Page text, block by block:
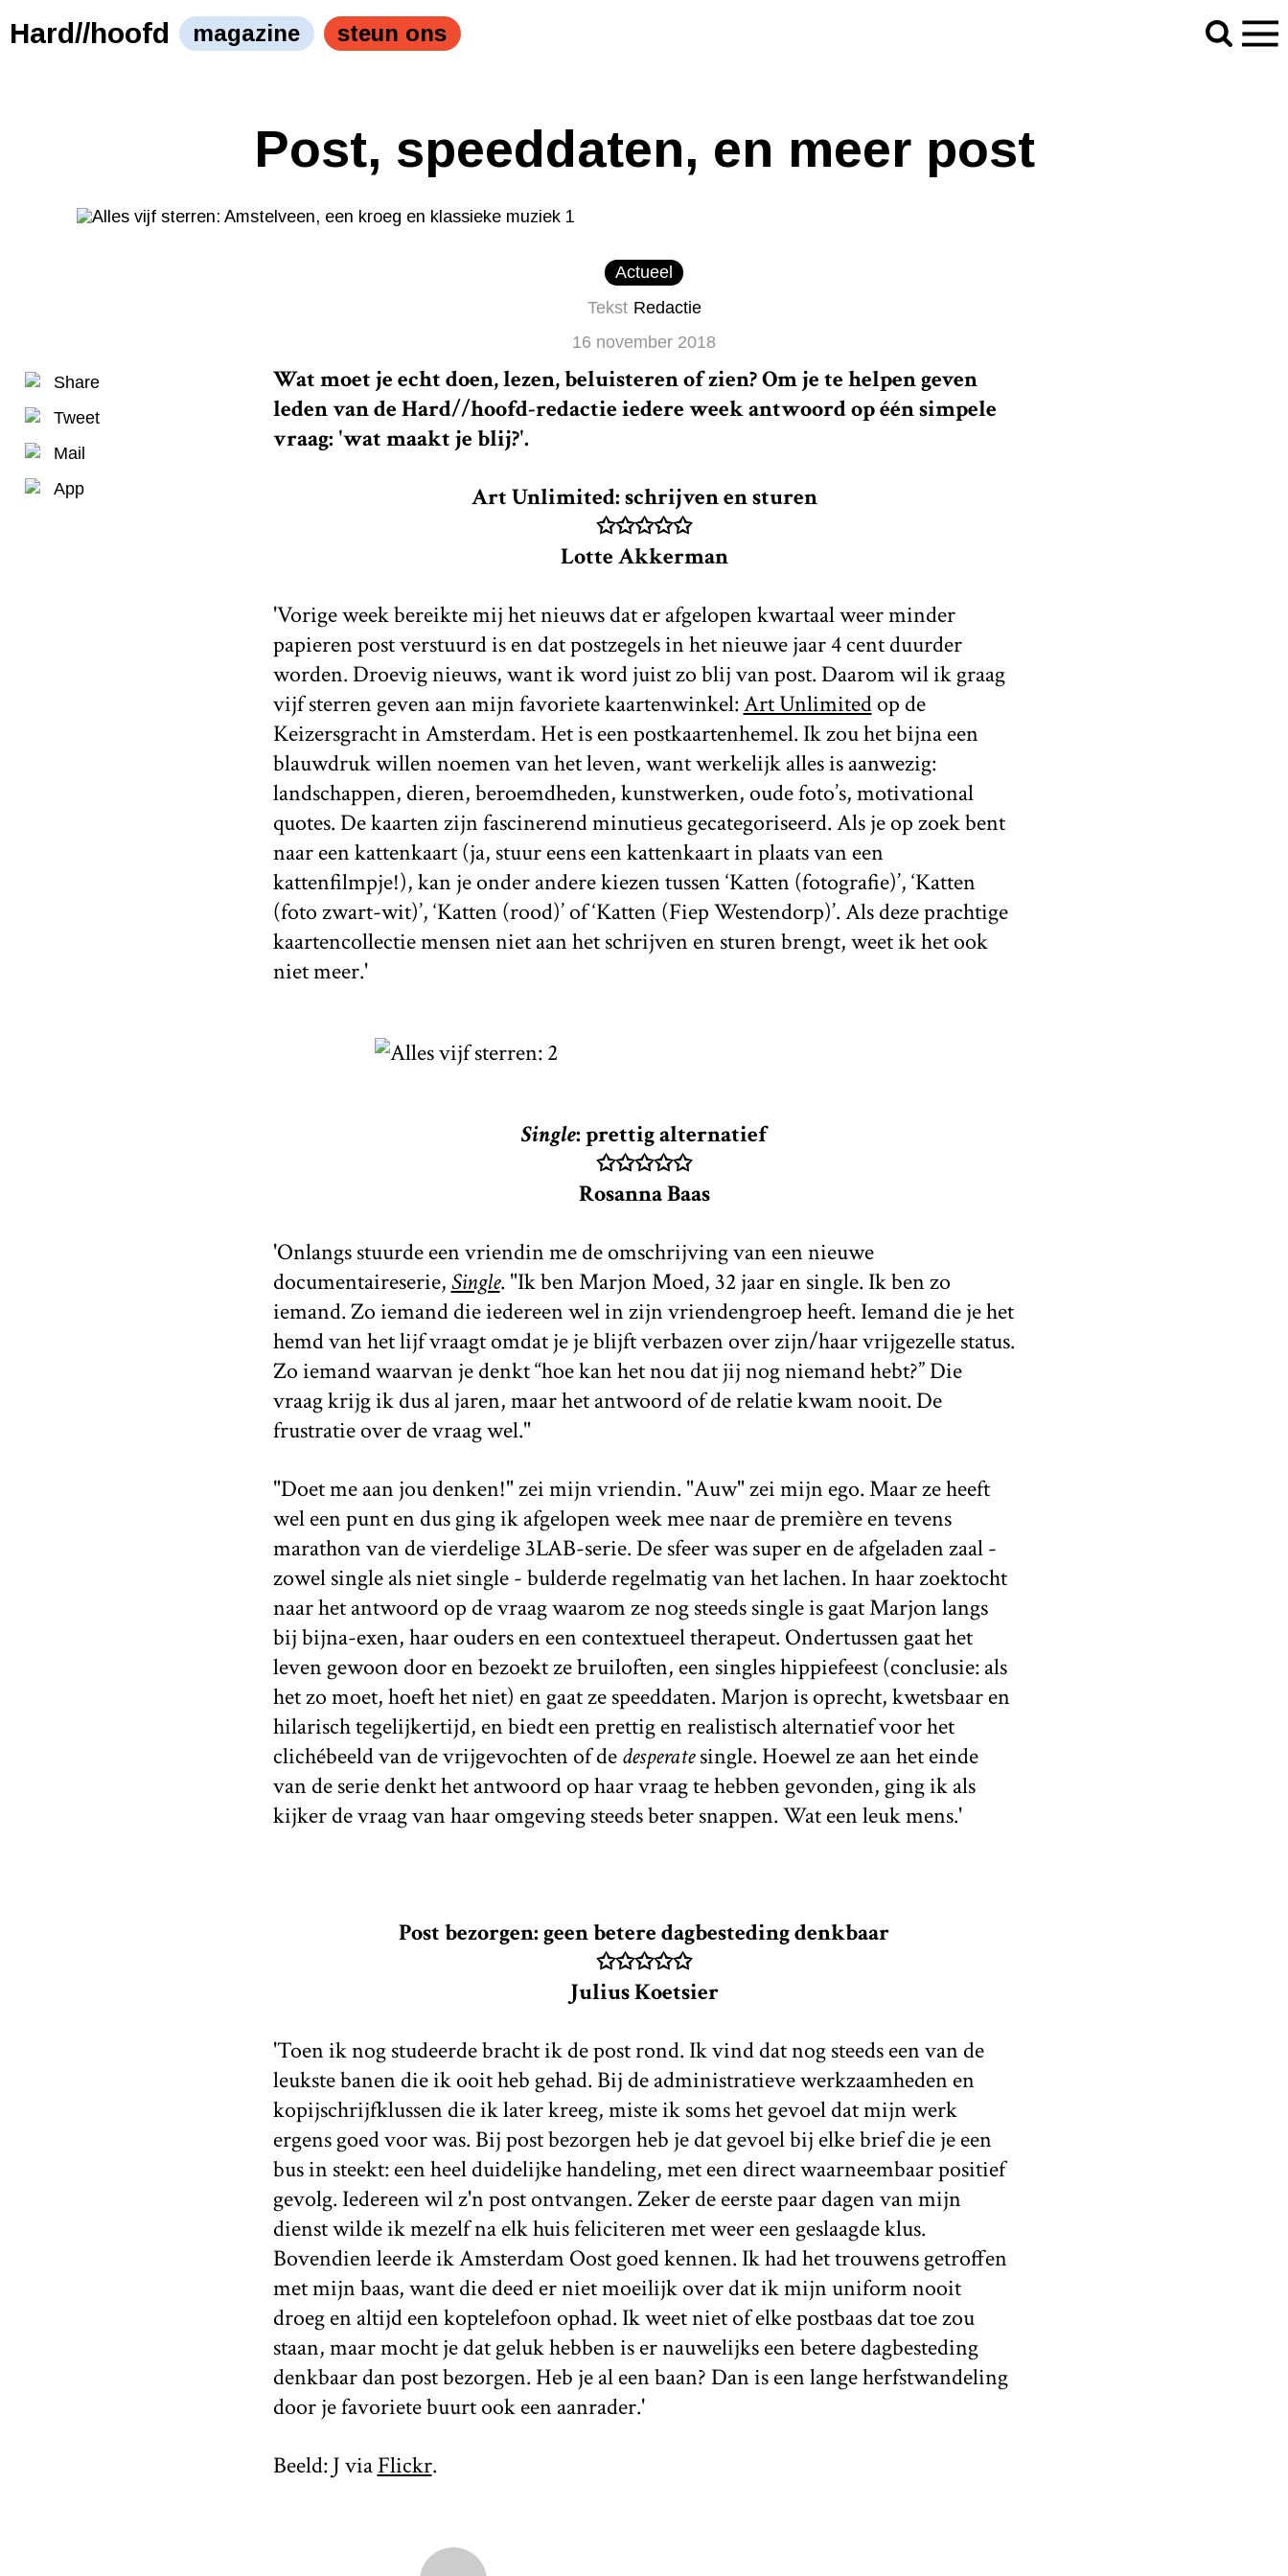
Hard//hoofd magazine steun ons
Post, speeddaten, en meer post
Actueel
Tekst Redactie
16 november 2018
Wat moet je echt doen, lezen, beluisteren of zien? Om je te helpen geven
leden van de Hard//hoofd-redactie iedere week antwoord op één simpele
vraag: 'wat maakt je blij?'.
Art Unlimited: schrijven en sturen
✩✩✩✩✩
Lotte Akkerman
'Vorige week bereikte mij het nieuws dat er afgelopen kwartaal weer minder
papieren post verstuurd is en dat postzegels in het nieuwe jaar 4 cent duurder
worden. Droevig nieuws, want ik word juist zo blij van post. Daarom wil ik graag
vijf sterren geven aan mijn favoriete kaartenwinkel:Art Unlimitedop de
Keizersgracht in Amsterdam. Het is een postkaartenhemel. Ik zou het bijna een
blauwdruk willen noemen van het leven, want werkelijk alles is aanwezig:
landschappen, dieren, beroemdheden, kunstwerken, oude foto’s, motivational
quotes. De kaarten zijn fascinerend minutieus gecategoriseerd. Als je op zoek bent
naar een kattenkaart (ja, stuur eens een kattenkaart in plaats van een
kattenfilmpje!), kan je onder andere kiezen tussen ‘Katten (fotografie)’, ‘Katten
(foto zwart-wit)’, ‘Katten (rood)’ of ‘Katten (Fiep Westendorp)’. Als deze prachtige
kaartencollectie mensen niet aan het schrijven en sturen brengt, weet ik het ook
niet meer.'
Single: prettig alternatief
✩✩✩✩✩
Rosanna Baas
'Onlangs stuurde een vriendin me de omschrijving van een nieuwe
documentaireserie, Single. "Ik ben Marjon Moed, 32 jaar en single. Ik ben zo
iemand. Zo iemand die iedereen wel in zijn vriendengroep heeft. Iemand die je het
hemd van het lijf vraagt omdat je je blijft verbazen over zijn/haar vrijgezelle status.
Zo iemand waarvan je denkt “hoe kan het nou dat jij nog niemand hebt?” Die
vraag krijg ik dus al jaren, maar het antwoord of de relatie kwam nooit. De
frustratie over de vraag wel."
"Doet me aan jou denken!" zei mijn vriendin. "Auw" zei mijn ego. Maar ze heeft
wel een punt en dus ging ik afgelopen week mee naar de première en tevens
marathon van de vierdelige 3LAB-serie. De sfeer was super en de afgeladen zaal -
zowel single als niet single - bulderde regelmatig van het lachen. In haar zoektocht
naar het antwoord op de vraag waarom ze nog steeds single is gaat Marjon langs
bij bijna-exen, haar ouders en een contextueel therapeut. Ondertussen gaat het
leven gewoon door en bezoekt ze bruiloften, een singles hippiefeest (conclusie: als
het zo moet, hoeft het niet) en gaat ze speeddaten. Marjon is oprecht, kwetsbaar en
hilarisch tegelijkertijd, en biedt een prettig en realistisch alternatief voor het
clichébeeld van de vrijgevochten of dedesperatesingle. Hoewel ze aan het einde
van de serie denkt het antwoord op haar vraag te hebben gevonden, ging ik als
kijker de vraag van haar omgeving steeds beter snappen. Wat een leuk mens.'
Post bezorgen: geen betere dagbesteding denkbaar
✩✩✩✩✩
Julius Koetsier
'Toen ik nog studeerde bracht ik de post rond. Ik vind dat nog steeds een van de
leukste banen die ik ooit heb gehad. Bij de administratieve werkzaamheden en
kopijschrijfklussen die ik later kreeg, miste ik soms het gevoel dat mijn werk
ergens goed voor was. Bij post bezorgen heb je dat gevoel bij elke brief die je een
bus in steekt: een heel duidelijke handeling, met een direct waarneembaar positief
gevolg. Iedereen wil z'n post ontvangen. Zeker de eerste paar dagen van mijn
dienst wilde ik mezelf na elk huis feliciteren met weer een geslaagde klus.
Bovendien leerde ik Amsterdam Oost goed kennen. Ik had het trouwens getroffen
met mijn baas, want die deed er niet moeilijk over dat ik mijn uniform nooit
droeg en altijd een koptelefoon ophad. Ik weet niet of elke postbaas dat toe zou
staan, maar mocht je dat geluk hebben is er nauwelijks een betere dagbesteding
denkbaar dan post bezorgen. Heb je al een baan? Dan is een lange herfstwandeling
door je favoriete buurt ook een aanrader.'
Beeld: J viaFlickr.
Share
Tweet
Mail
App